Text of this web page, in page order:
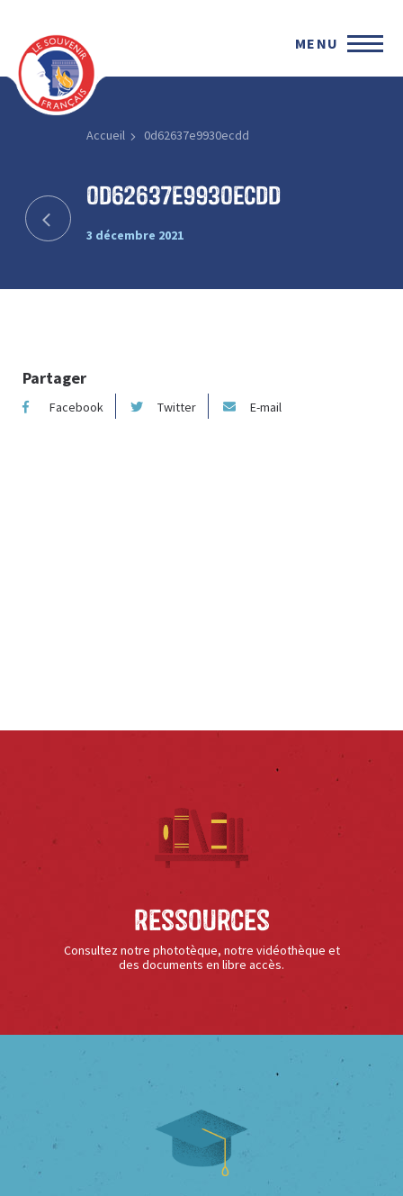
MENU
Accueil 0d62637e9930ecdd
0d62637e9930ecdd
3 décembre 2021
Partager
Facebook Twitter E-mail
Ressources
Consultez notre phototèque, notre vidéothèque et
des documents en libre accès.